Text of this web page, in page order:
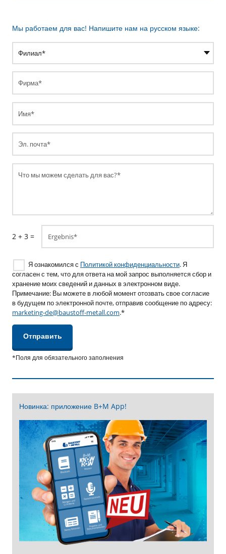
Мы работаем для вас! Напишите нам на русском языке:
Фирма*
Имя*
Эл. почта*
Что мы можем сделать для вас?*
2 + 3 = Ergebnis*
Я ознакомился с Политикой конфиденциальности. Я
согласен с тем, что для ответа на мой запрос выполняется сбор и
хранение моих сведений и данных в электронном виде.
Примечание: Вы можете в любой момент отозвать свое согласие
в будущем по электронной почте, отправив сообщение по адресу:
marketing-de@baustoff-metall.com.*
*Поля для обязательного заполнения
Новинка: приложение B+M App!